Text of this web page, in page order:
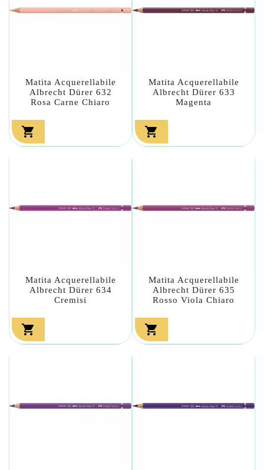
Matita Acquerellabile
Albrecht Dürer 632
Rosa Carne Chiaro

Matita Acquerellabile
Albrecht Dürer 633
Magenta

Matita Acquerellabile
Albrecht Dürer 634
Cremisi

Matita Acquerellabile
Albrecht Dürer 635
Rosso Viola Chiaro
